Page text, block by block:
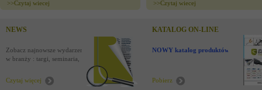
>>Czytaj wiecej >>Czytaj wiecej
NEWS
Zobacz najnowsze wydarzenia
w branży : targi, seminaria,
Czytaj więcej
KATALOG ON-LINE
NOWY katalog produktów !
Pobierz